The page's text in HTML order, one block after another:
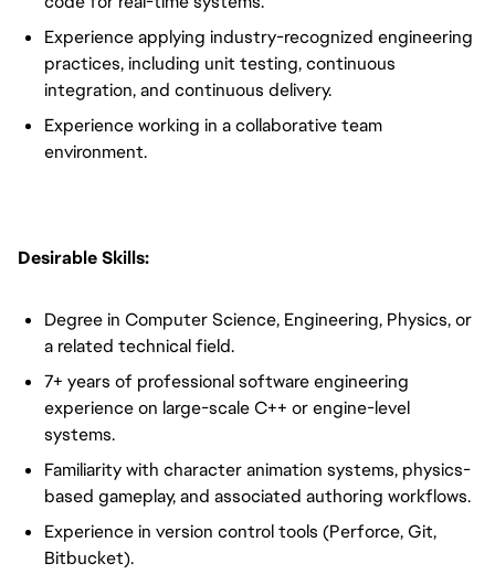
Experience applying industry-recognized engineering
practices, including unit testing, continuous
integration, and continuous delivery.
Experience working in a collaborative team
environment.
Desirable Skills:
Degree in Computer Science, Engineering, Physics, or
a related technical field.
7+ years of professional software engineering
experience on large-scale C++ or engine-level
systems.
Familiarity with character animation systems, physics-
based gameplay, and associated authoring workflows.
Experience in version control tools (Perforce, Git,
Bitbucket).